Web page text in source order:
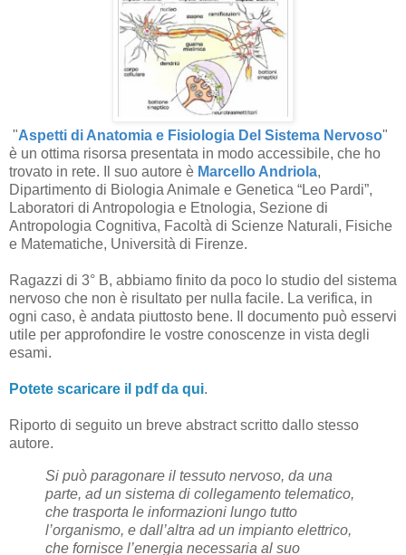
"Aspetti di Anatomia e Fisiologia Del Sistema Nervoso"
è un ottima risorsa presentata in modo accessibile, che ho
trovato in rete. Il suo autore è Marcello Andriola,
Dipartimento di Biologia Animale e Genetica “Leo Pardi”,
Laboratori di Antropologia e Etnologia, Sezione di
Antropologia Cognitiva, Facoltà di Scienze Naturali, Fisiche
e Matematiche, Università di Firenze.
Ragazzi di 3° B, abbiamo finito da poco lo studio del sistema
nervoso che non è risultato per nulla facile. La verifica, in
ogni caso, è andata piuttosto bene. Il documento può esservi
utile per approfondire le vostre conoscenze in vista degli
esami.
Potete scaricare il pdf da qui.
Riporto di seguito un breve abstract scritto dallo stesso
autore.
Si può paragonare il tessuto nervoso, da una
parte, ad un sistema di collegamento telematico,
che trasporta le informazioni lungo tutto
l’organismo, e dall’altra ad un impianto elettrico,
che fornisce l’energia necessaria al suo